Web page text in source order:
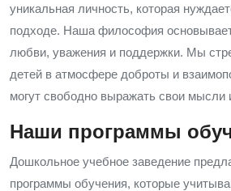
уникальная личность, которая
подходе. Наша философия
любви, уважения и поддержки. Мы
детей в атмосфере доброты и
могут свободно выражать свои мысли
Наши программы
Дошкольное учебное заведение
программы обучения, которые